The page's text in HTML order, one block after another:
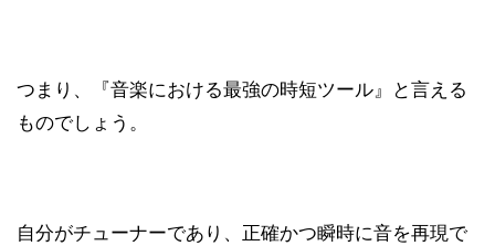
つまり、『音楽における最強の時短ツール』と言える
ものでしょう。
自分がチューナーであり、正確かつ瞬時に音を再現で